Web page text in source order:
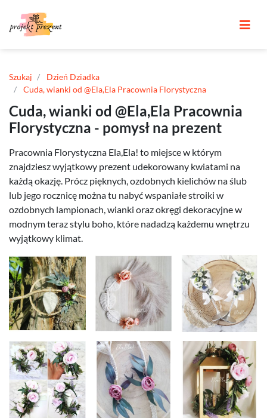
Szukaj
Dzień Dziadka
Cuda, wianki od @Ela,Ela Pracownia Florystyczna
Cuda, wianki od @Ela,Ela Pracownia
Florystyczna - pomysł na prezent
Pracownia Florystyczna Ela,Ela! to miejsce w którym
znajdziesz wyjątkowy prezent udekorowany kwiatami na
każdą okazję. Prócz pięknych, ozdobnych kielichów na ślub
lub jego rocznicę można tu nabyć wspaniałe stroiki w
ozdobnych lampionach, wianki oraz okręgi dekoracyjne w
modnym teraz stylu boho, które nadadzą każdemu wnętrzu
wyjątkowy klimat.